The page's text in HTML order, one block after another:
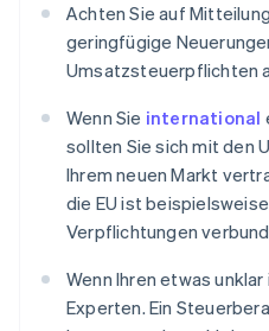
Achten Sie auf
geringfügige
Umsatzsteuerpflichten
Wenn Sie international
sollten Sie sich mit den
Ihrem neuen Markt
die EU ist
Verpflichtungen
Wenn Ihren etwas
Experten. Ein